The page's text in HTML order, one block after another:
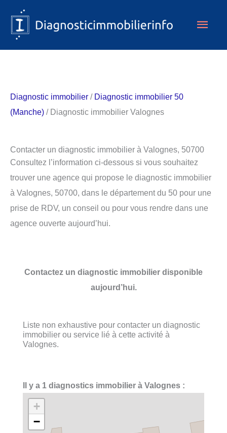
contenu
Diagnostic immobilier / Diagnostic immobilier 50
(Manche) / Diagnostic immobilier Valognes
Contacter un diagnostic immobilier à Valognes, 50700
Consultez l’information ci-dessous si vous souhaitez
trouver une agence qui propose le diagnostic immobilier
à Valognes, 50700, dans le département du 50 pour une
prise de RDV, un conseil ou pour vous rendre dans une
agence ouverte aujourd’hui.
Contactez un diagnostic immobilier disponible
aujourd’hui.
Liste non exhaustive pour contacter un diagnostic
immobilier ou service lié à cette activité à
Valognes.
Il y a 1 diagnostics immobilier à Valognes :
+
−